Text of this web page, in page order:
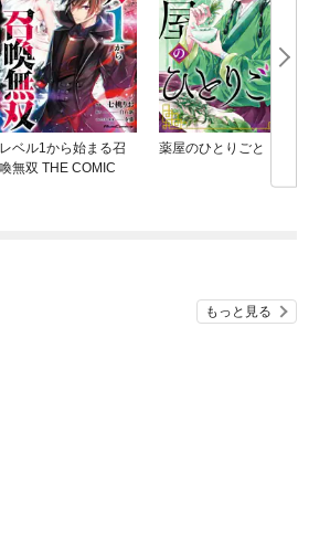
レベル1から始まる召
喚無双 THE COMIC
薬屋のひとりごと
もっと見る